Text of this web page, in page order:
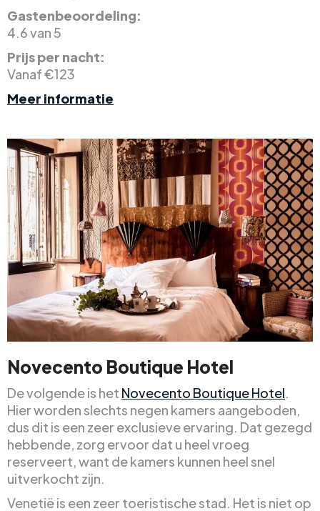
Gastenbeoordeling:
4.6 van 5
Prijs per nacht:
Vanaf €123
Meer informatie
Novecento Boutique Hotel
De volgende is het Novecento Boutique Hotel.
Hier worden slechts negen kamers aangeboden,
dus dit is een zeer exclusieve ervaring. Dat gezegd
hebbende, zorg ervoor dat u heel vroeg
reserveert, want de kamers kunnen heel snel
uitverkocht zijn.
Venetië is een zeer toeristische stad. Het is niet op